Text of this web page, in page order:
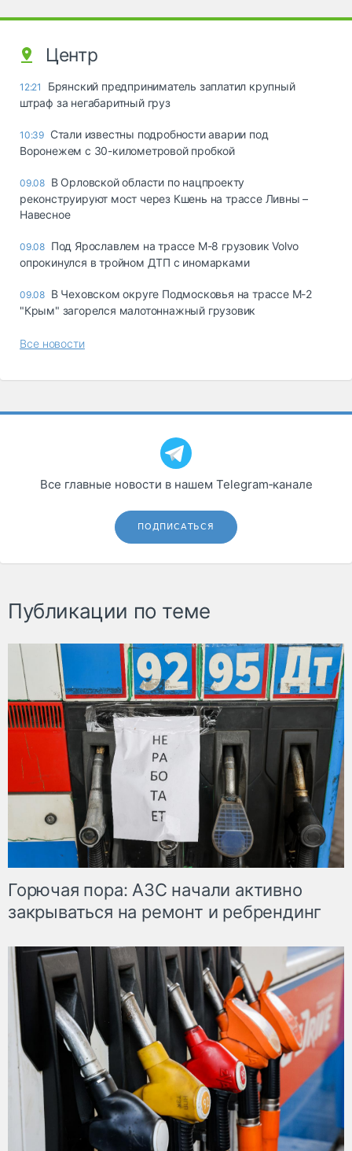
Центр
12:21
Брянский предприниматель заплатил крупный
штраф за негабаритный груз
10:39 Стали известны подробности аварии под
Воронежем с 30-километровой пробкой
09.08 В Орловской области по нацпроекту
реконструируют мост через Кшень на трассе Ливны –
Навесное
09.08 Под Ярославлем на трассе М-8 грузовик Volvo
опрокинулся в тройном ДТП с иномарками
09.08 В Чеховском округе Подмосковья на трассе М-2
"Крым" загорелся малотоннажный грузовик
Все новости
Все главные новости в нашем Telegram‑канале
ПОДПИСАТЬСЯ
Публикации по теме
Горючая пора: АЗС начали активно
закрываться на ремонт и ребрендинг